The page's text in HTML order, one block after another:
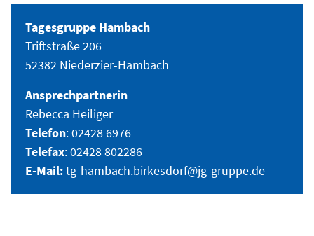
Tagesgruppe Hambach
Triftstraße 206
52382 Niederzier-Hambach
Ansprechpartnerin
Rebecca Heiliger
Telefon: 02428 6976
Telefax: 02428 802286
E-Mail:tg-hambach.birkesdorf@jg-gruppe.de